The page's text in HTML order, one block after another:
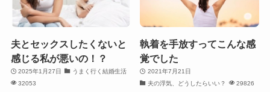
夫とセックスしたくないと
感じる私が悪いの！？
2025年1月27日
うまく行く結婚生活
32053
執着を手放すってこんな感
覚でした
2021年7月21日
夫の浮気、どうしたらいい？
29826